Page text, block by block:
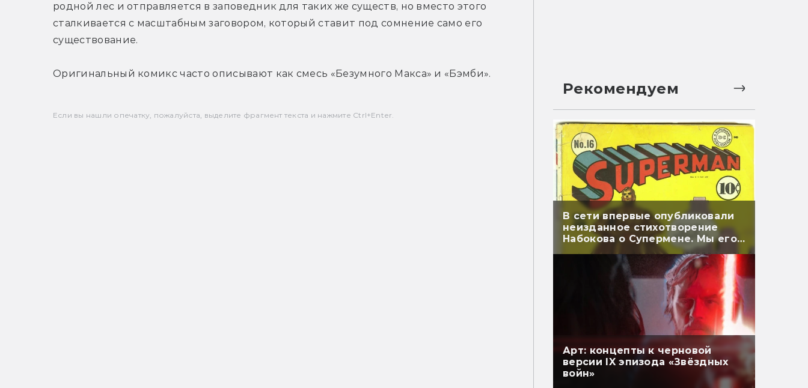
родной лес и отправляется в заповедник для таких же существ, но вместо этого
сталкивается с масштабным заговором, который ставит под сомнение само его
существование.
Оригинальный комикс часто описывают как смесь «Безумного Макса» и «Бэмби».
Если вы нашли опечатку, пожалуйста, выделите фрагмент текста и нажмите Ctrl+Enter.
Рекомендуем
В сети впервые опубликовали
неизданное стихотворение
Набокова о Супермене. Мы его
перевели
Арт: концепты к черновой
версии IX эпизода «Звёздных
войн»